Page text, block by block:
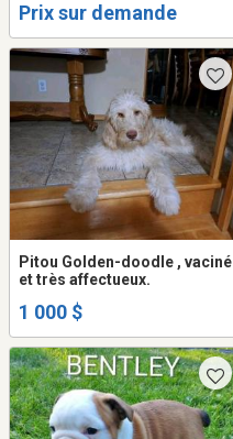
Prix sur demande
Pitou Golden-doodle , vaciné
et très affectueux.
1 000 $